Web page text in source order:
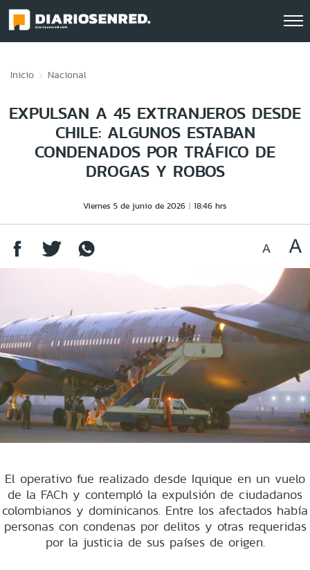
Inicio Nacional
EXPULSAN A 45 EXTRANJEROS DESDE
CHILE: ALGUNOS ESTABAN
CONDENADOS POR TRÁFICO DE
DROGAS Y ROBOS
Viernes 5 de junio de 2026 18:46 hrs
El operativo fue realizado desde Iquique en un vuelo
de la FACh y contempló la expulsión de ciudadanos
colombianos y dominicanos. Entre los afectados había
personas con condenas por delitos y otras requeridas
por la justicia de sus países de origen.